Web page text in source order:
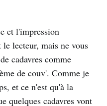
et l'impression
lecteur, mais ne vous
cadavres comme
de couv'. Comme je
et ce n'est qu'à la
quelques cadavres vont